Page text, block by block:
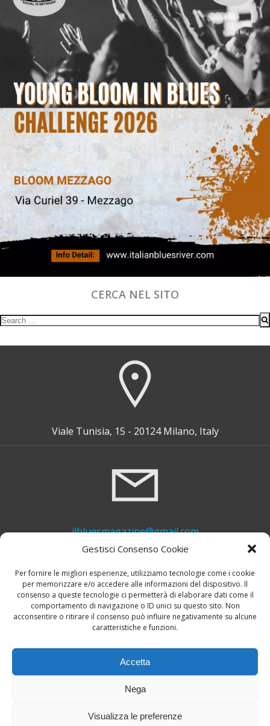
Gestisci Consenso Cookie
Per fornire le migliori esperienze, utilizziamo tecnologie come i cookie
per memorizzare e/o accedere alle informazioni del dispositivo. Il
consenso a queste tecnologie ci permetterà di elaborare dati come il
comportamento di navigazione o ID unici su questo sito. Non
acconsentire o ritirare il consenso può influire negativamente su alcune
caratteristiche e funzioni.
Accetta
Nega
Visualizza le preferenze
CERCA NEL SITO
Search
Viale Tunisia, 15 - 20124 Milano, Italy
ilbluesmagazine@gmail.com
+39 339 748 6635
© 2026 Il Blues Magazine. Powered by